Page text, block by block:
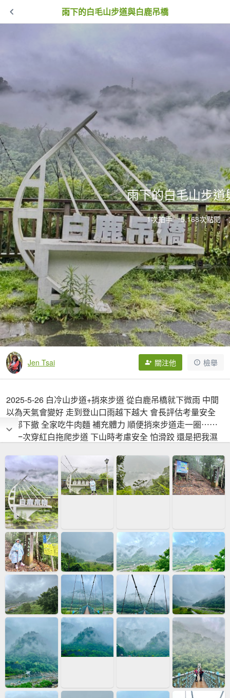
雨下的白毛山步道與白鹿吊橋
雨下的白毛山步
1次拍手 5,168次點閱
Jen Tsai 關注他 檢舉
2025-5-26 白冷山步道+捎來步道 從白鹿吊橋就下微雨 中間
以為天氣會變好 走到登山口雨越下越大 會長評估考量安全
全部下撤 全家吃牛肉麵 補充體力 順便捎來步道走一圈⋯⋯
第一次穿紅白拖爬步道 下山時考慮安全 怕滑跤 還是把我濕